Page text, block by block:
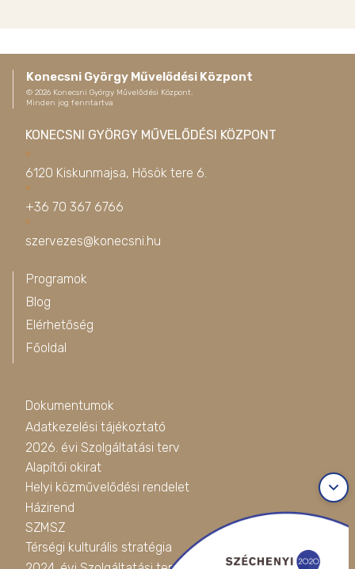
Konecsni György Művelődési Központ
© 2026 Konecsni György Művelődési Központ.
Minden jog fenntartva
KONECSNI GYÖRGY MŰVELŐDÉSI KÖZPONT
6120 Kiskunmajsa, Hősök tere 6.
+36 70 367 6766
szervezes@konecsni.hu
Programok
Blog
Elérhetőség
Főoldal
Dokumentumok
Adatkezelési tájékoztató
2026. évi Szolgáltatási terv
Alapítói okirat
Helyi közművelődési rendelet
Házirend
SZMSZ
Térségi kulturális stratégia